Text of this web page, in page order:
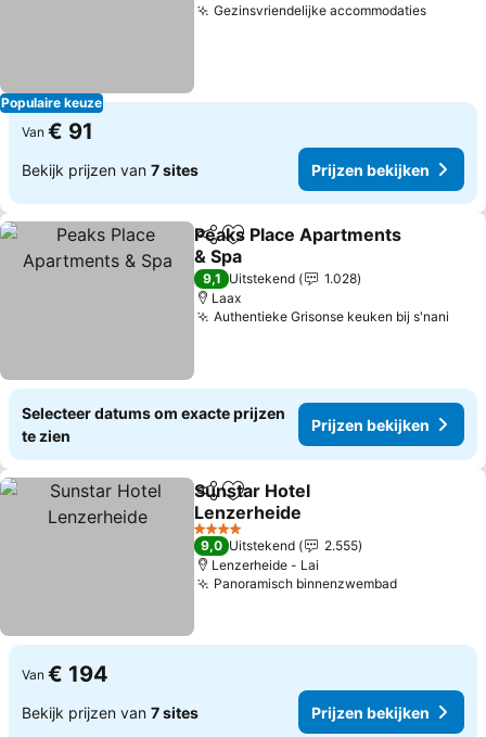
Populaire keuze
Gezinsvriendelijke accommodaties
Van € 91
Bekijk prijzen van 7 sites Prijzen bekijken
DelenToevoegen aan favorieten
Peaks Place Apartments
& Spa
Prijzen bekijken
9,1 Uitstekend
1.028
Laax
Authentieke Grisonse keuken bij s'nani
Selecteer datums om exacte prijzen
te zien
Prijzen bekijken
DelenToevoegen aan favorieten
Sunstar Hotel
Lenzerheide
Prijzen bekijken
4 Sterren
9,0 Uitstekend
2.555
Lenzerheide - Lai
Panoramisch binnenzwembadPrijzen
Van € 194
Bekijk prijzen van 7 sites Prijzen bekijken